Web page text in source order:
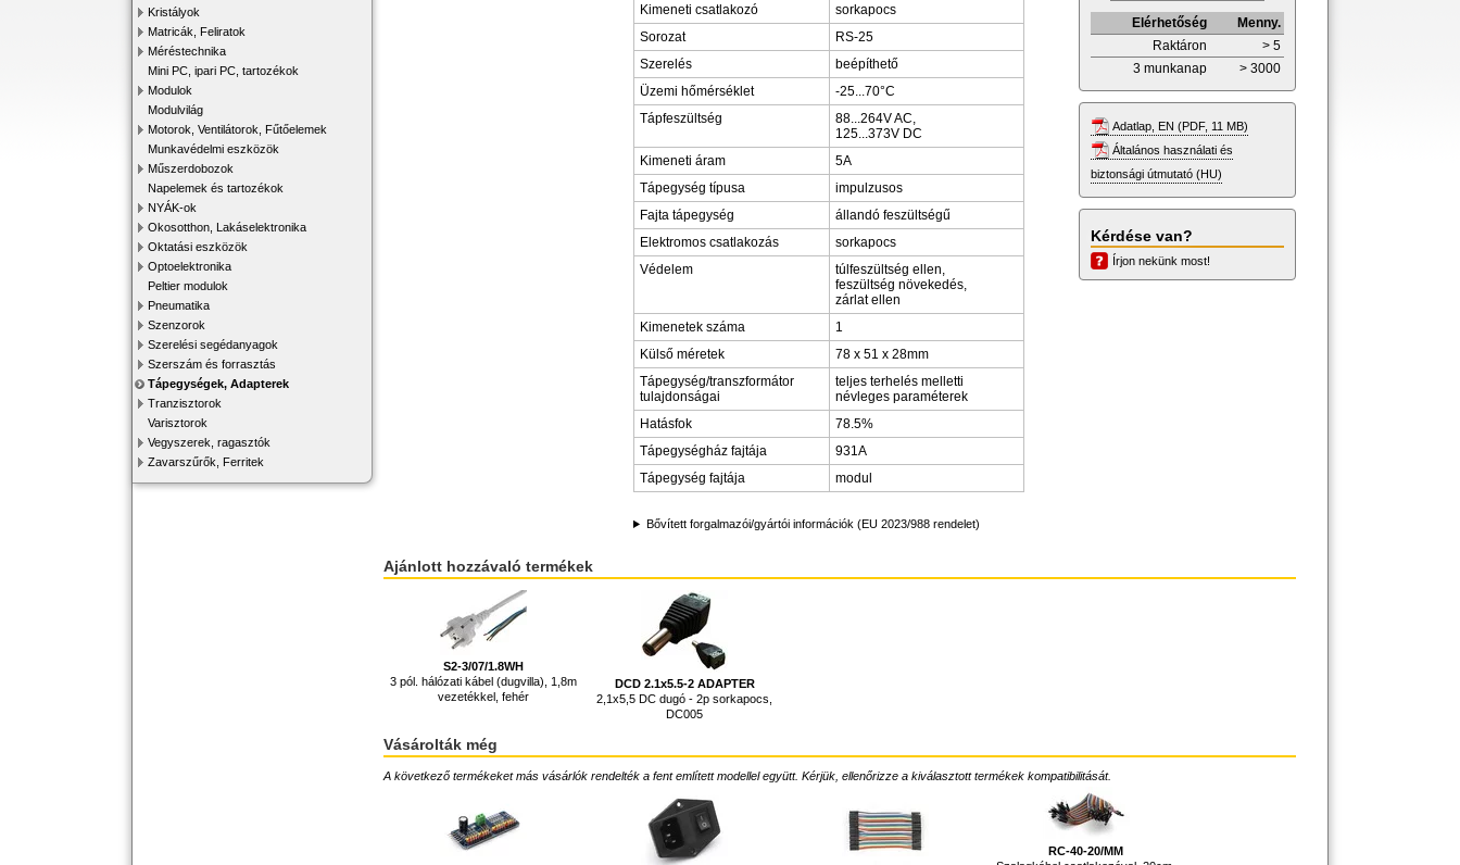
Kristályok
Matricák, Feliratok
Méréstechnika
Mini PC, ipari PC, tartozékok
Modulok
Modulvilág
Motorok, Ventilátorok, Fűtőelemek
Munkavédelmi eszközök
Műszerdobozok
Napelemek és tartozékok
NYÁK-ok
Okosotthon, Lakáselektronika
Oktatási eszközök
Optoelektronika
Peltier modulok
Pneumatika
Szenzorok
Szerelési segédanyagok
Szerszám és forrasztás
Tápegységek, Adapterek
Tranzisztorok
Varisztorok
Vegyszerek, ragasztók
Zavarszűrők, Ferritek
Kimeneti csatlakozó
sorkapocs
Sorozat
RS-25
Szerelés
beépíthető
Üzemi hőmérséklet
-25...70°C
Tápfeszültség
88...264V AC,
125...373V DC
Kimeneti áram
5A
Tápegység típusa
impulzusos
Fajta tápegység
állandó feszültségű
Elektromos csatlakozás
sorkapocs
Védelem
túlfeszültség ellen,
feszültség növekedés,
zárlat ellen
Kimenetek száma
1
Külső méretek
78 x 51 x 28mm
Tápegység/transzformátor
tulajdonságai
teljes terhelés melletti
névleges paraméterek
Hatásfok
78.5%
Tápegységház fajtája
931A
Tápegység fajtája
modul
Bővített forgalmazói/gyártói információk (EU 2023/988 rendelet)
Elérhetőség
Menny.
Raktáron
> 5
3 munkanap
> 3000
Adatlap, EN (PDF, 11 MB)
Általános használati és
biztonsági útmutató (HU)
Kérdése van?
Írjon nekünk most!
Ajánlott hozzávaló termékek
S2-3/07/1.8WH
3 pól. hálózati kábel (dugvilla), 1,8m
vezetékkel, fehér
DCD 2.1x5.5-2 ADAPTER
2,1x5,5 DC dugó - 2p sorkapocs,
DC005
Vásárolták még
A következő termékeket más vásárlók rendelték a fent említett modellel együtt. Kérjük, ellenőrizze a kiválasztott termékek kompatibilitását.
RC-40-20/MM